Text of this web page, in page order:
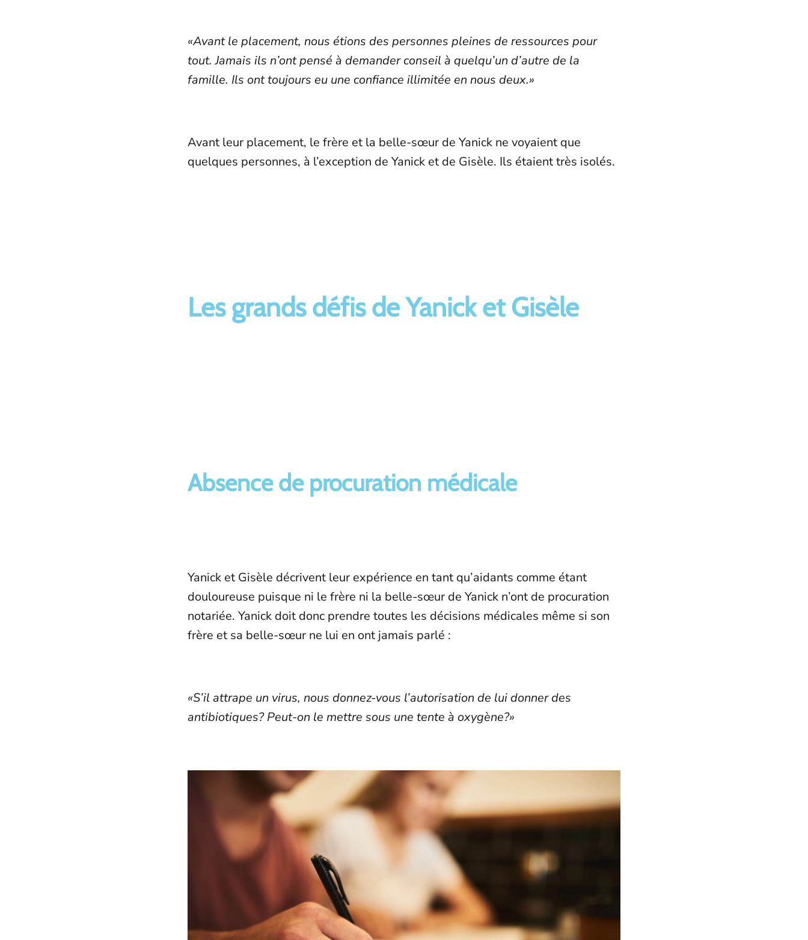
«Avant le placement, nous étions des personnes pleines de ressources pour
tout. Jamais ils n’ont pensé à demander conseil à quelqu’un d’autre de la
famille. Ils ont toujours eu une confiance illimitée en nous deux.»
Avant leur placement, le frère et la belle-sœur de Yanick ne voyaient que
quelques personnes, à l’exception de Yanick et de Gisèle. Ils étaient très isolés.
Les grands défis de Yanick et Gisèle
Absence de procuration médicale
Yanick et Gisèle décrivent leur expérience en tant qu’aidants comme étant
douloureuse puisque ni le frère ni la belle-sœur de Yanick n’ont de procuration
notariée. Yanick doit donc prendre toutes les décisions médicales même si son
frère et sa belle-sœur ne lui en ont jamais parlé :
«S’il attrape un virus, nous donnez-vous l’autorisation de lui donner des
antibiotiques? Peut-on le mettre sous une tente à oxygène?»